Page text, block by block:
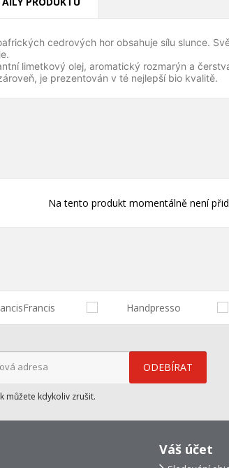
cedrových hor obsahuje sílu slunce.
limetkový olej, aromatický rozmarýn a
je prezentován v té nejlepší bio kvalitě.
Na tento produkt momentálně není
můžete kdykoliv zrušit.
Váš účet
přání
abyste si mohli výrobky uložit do svého